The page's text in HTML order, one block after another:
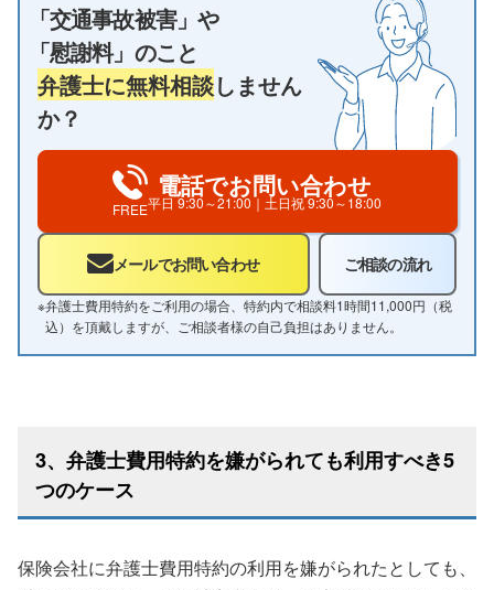
「交通事故被害」や
「慰謝料」のこと
弁護士に無料相談しません
か？
FREE
電話でお問い合わせ
平日9:30～21:00｜土日祝9:30～18:00
メールでお問い合わせ ご相談の流れ
※弁護士費用特約をご利用の場合、特約内で相談料1時間11,000円（税
込）を頂戴しますが、ご相談者様の自己負担はありません。
3、弁護士費用特約を嫌がられても利用すべき5
つのケース
保険会社に弁護士費用特約の利用を嫌がられたとしても、